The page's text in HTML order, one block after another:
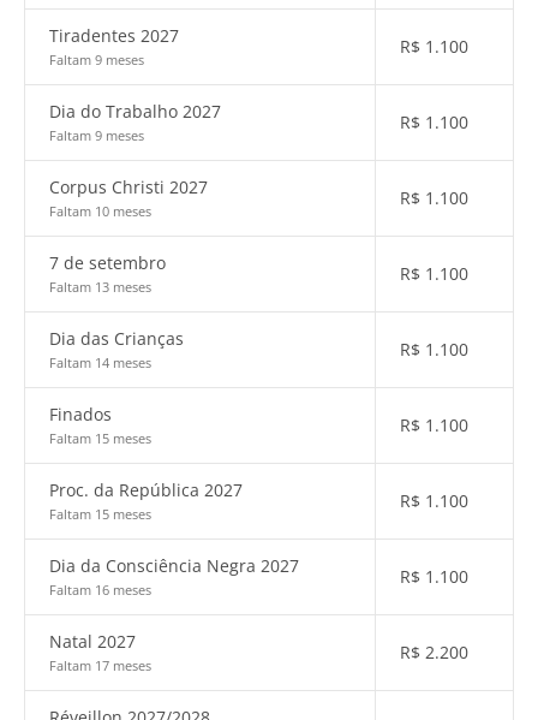
Tiradentes 2027
Faltam 9 meses
R$ 1.100
Dia do Trabalho 2027
Faltam 9 meses
R$ 1.100
Corpus Christi 2027
Faltam 10 meses
R$ 1.100
7 de setembro
Faltam 13 meses
R$ 1.100
Dia das Crianças
Faltam 14 meses
R$ 1.100
Finados
Faltam 15 meses
R$ 1.100
Proc. da República 2027
Faltam 15 meses
R$ 1.100
Dia da Consciência Negra 2027
Faltam 16 meses
R$ 1.100
Natal 2027
Faltam 17 meses
R$ 2.200